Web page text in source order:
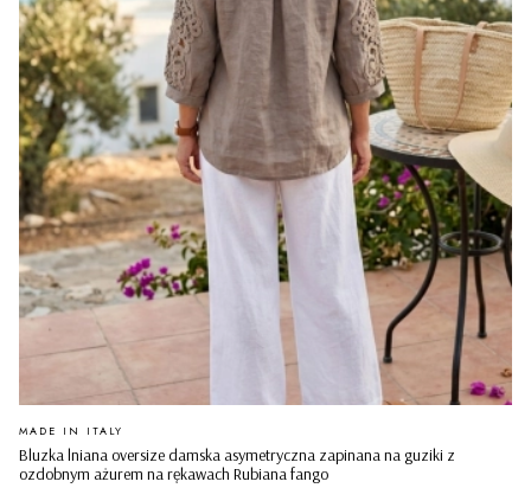
Bluzka lniana oversize damska asymetryczna zapinana na guziki z
ozdobnym ażurem na rękawach Rubiana fango
PRODUCENT
MADE IN ITALY